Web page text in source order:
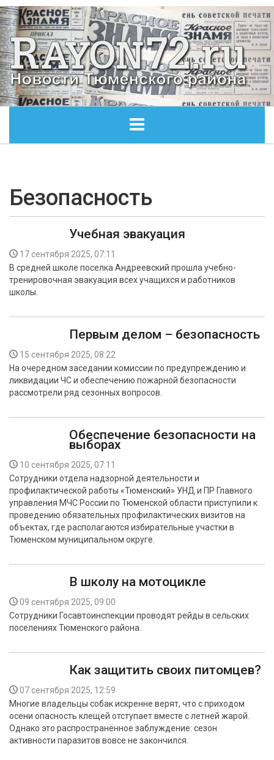
ОБЩЕСТВО
ЭКОНОМИКА
КУЛЬТУРА
БЕЗОПАСНОСТЬ
Безопасность
Учебная эвакуация
17 сентября 2025, 07:11
В средней школе поселка Андреевский прошла учебно-
тренировочная эвакуация всех учащихся и работников
школы.
Первым делом – безопасность
15 сентября 2025, 08:22
На очередном заседании комиссии по предупреждению и
ликвидации ЧС и обеспечению пожарной безопасности
рассмотрели ряд сезонных вопросов.
Обеспечение безопасности на
выборах
10 сентября 2025, 07:11
Сотрудники отдела надзорной деятельности и
профилактической работы «Тюменский» УНД и ПР Главного
управления МЧС России по Тюменской области приступили к
проведению обязательных профилактических визитов на
объектах, где располагаются избирательные участки в
Тюменском муниципальном округе.
В школу на мотоцикле
09 сентября 2025, 09:00
Сотрудники Госавтоинспекции проводят рейды в сельских
поселениях Тюменского района.
Как защитить своих питомцев?
07 сентября 2025, 12:59
Многие владельцы собак искренне верят, что с приходом
осени опасность клещей отступает вместе с летней жарой.
Однако это распространённое заблуждение: сезон
активности паразитов вовсе не закончился.